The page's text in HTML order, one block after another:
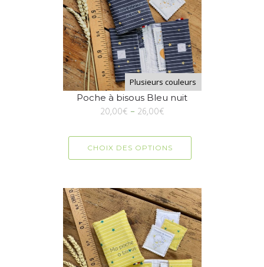
Plusieurs couleurs
Poche à bisous Bleu nuit
20,00€ – 26,00€
CHOIX DES OPTIONS